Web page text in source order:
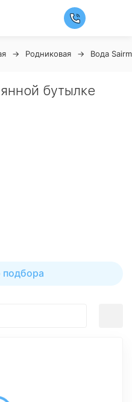
Родниковая Вода
бутылке
подбора